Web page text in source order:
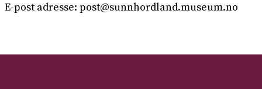
E-post adresse: post@sunnhordland.museum.no